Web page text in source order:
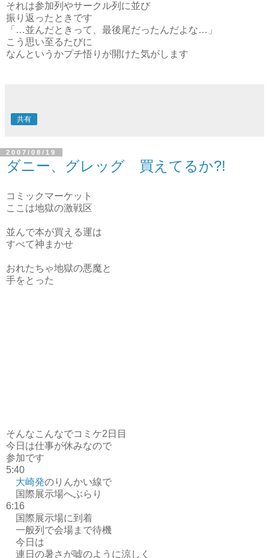
それは参加列やサークル列に並び
振り返ったときです
「…並んだときって、最後尾だったんだよな…」
こう思い至るたびに
なんというかプチ悟りが開けた気がします
共有
2007/08/19
ダニー、グレッグ 買えてるか?!
コミックマーケット
ここは地獄の激戦区
並んで本が買える運は
すべて神まかせ
おれたちゃ地獄の悪魔と
手をとった
そんなこんなでコミケ2日目
今日は仕事が休みなので
参加です
5:40
大崎発のりんかい線で
国際展示場へぶらり
6:16
国際展示場に到着
一般列で会場まで待機
今日は
連日の暑さが嘘のように涼しく